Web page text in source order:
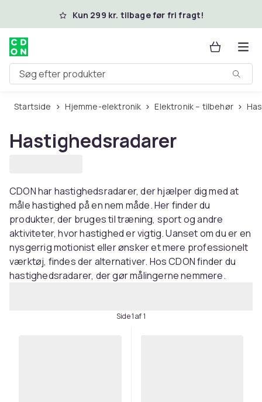
Spring til hovedindhold
Kun 299 kr. tilbage før fri fragt!
Søg efter produkter
Startside Hjemme-elektronik Elektronik – tilbehør
Hastighedsradarer
CDON har hastighedsradarer, der hjælper dig med at
måle hastighed på en nem måde. Her finder du
produkter, der bruges til træning, sport og andre
aktiviteter, hvor hastighed er vigtig. Uanset om du er en
nysgerrig motionist eller ønsker et mere professionelt
værktøj, findes der alternativer. Hos CDON finder du
hastighedsradarer, der gør målingerne nemmere.
Side 1 af 1